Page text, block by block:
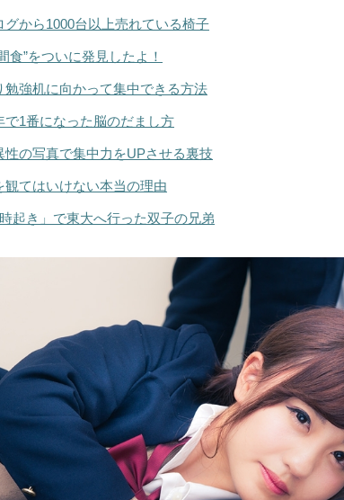
グから1000台以上売れている椅子
食”をついに発見したよ！
勉強机に向かって集中できる方法
で1番になった脳のだまし方
性の写真で集中力をUPさせる裏技
観てはいけない本当の理由
時起き」で東大へ行った双子の兄弟